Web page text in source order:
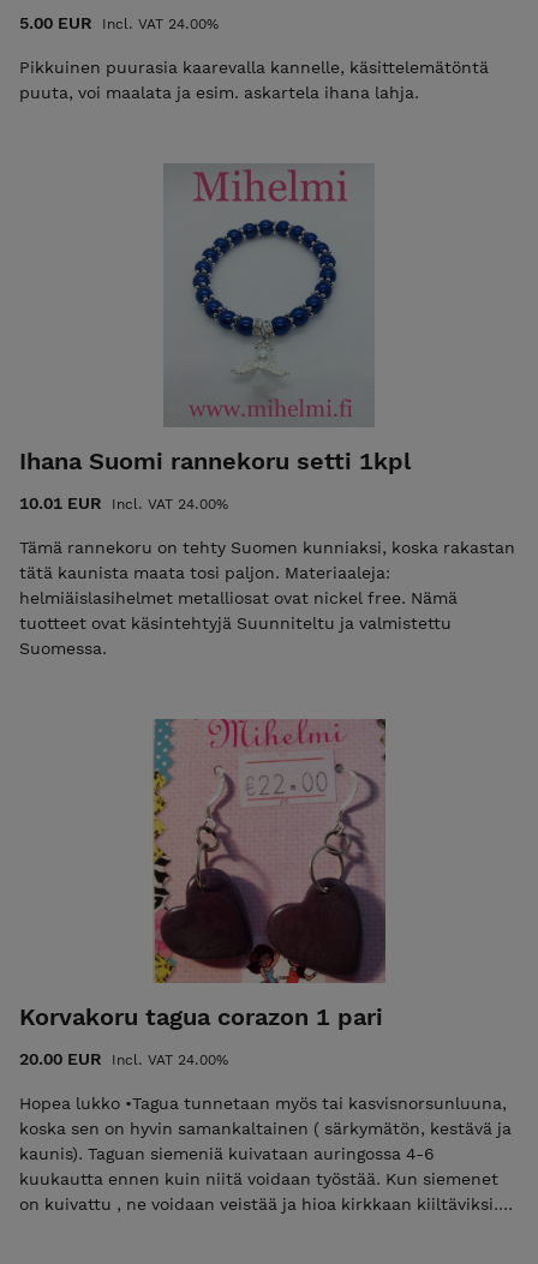
5.00 EUR Incl. VAT 24.00%
Pikkuinen puurasia kaarevalla kannelle, käsittelemätöntä
puuta, voi maalata ja esim. askartela ihana lahja.
Ihana Suomi rannekoru setti 1kpl
10.01 EUR Incl. VAT 24.00%
Tämä rannekoru on tehty Suomen kunniaksi, koska rakastan
tätä kaunista maata tosi paljon. Materiaaleja:
helmiäislasihelmet metalliosat ovat nickel free. Nämä
tuotteet ovat käsintehtyjä Suunniteltu ja valmistettu
Suomessa.
Korvakoru tagua corazon 1 pari
20.00 EUR Incl. VAT 24.00%
Hopea lukko •Tagua tunnetaan myös tai kasvisnorsunluuna,
koska sen on hyvin samankaltainen ( särkymätön, kestävä ja
kaunis). Taguan siemeniä kuivataan auringossa 4-6
kuukautta ennen kuin niitä voidaan työstää. Kun siemenet
on kuivattu , ne voidaan veistää ja hioa kirkkaan kiiltäviksi.